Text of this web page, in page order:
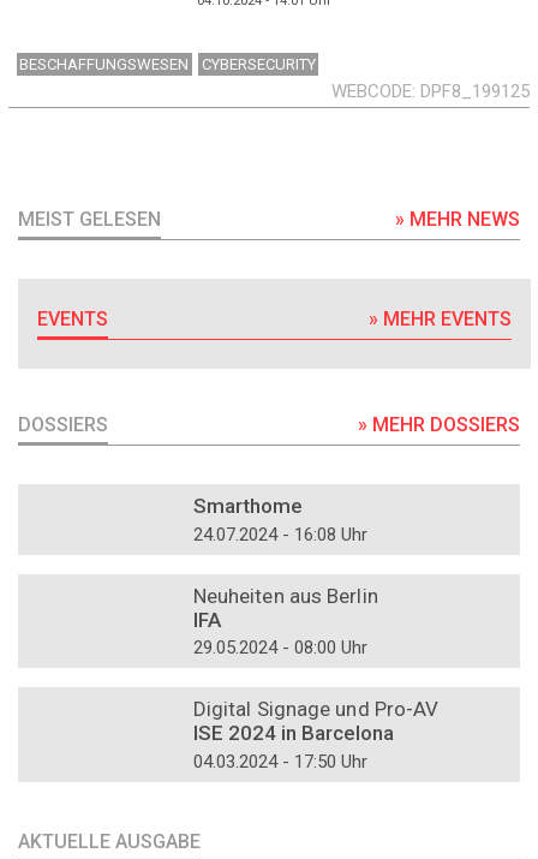
BESCHAFFUNGSWESEN CYBERSECURITY
WEBCODE DPF8_199125
MEIST GELESEN » MEHR NEWS
EVENTS » MEHR EVENTS
DOSSIERS » MEHR DOSSIERS
Smarthome
24.07.2024 - 16:08 Uhr
Neuheiten aus Berlin
IFA
29.05.2024 - 08:00 Uhr
Digital Signage und Pro-AV
ISE 2024 in Barcelona
04.03.2024 - 17:50 Uhr
AKTUELLE AUSGABE